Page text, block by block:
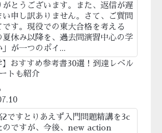
がとうございます。また、返信が遅
い申し訳ありません。さて、ご質問
です。現役での東大合格を考える
夏休み以降を、過去問演習中心の学
が一つのポイ...
】おすすめ参考書30選！到達レベル
トも紹介
2ですとりあえず入門問題精講を3c
のですが、今後、new action